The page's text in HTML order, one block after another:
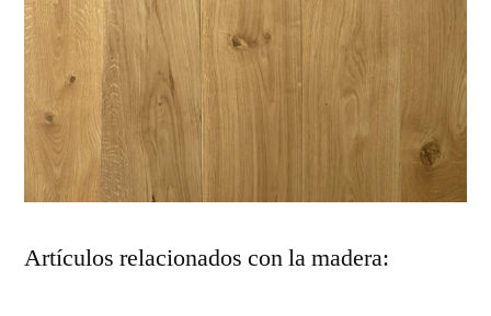
Artículos relacionados con la madera: